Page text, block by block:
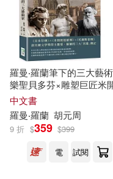
(英)奧布萊恩(4)
Eduwill語學硏究
Michael Mayor(4)
Random House
CONCORD(14)
シンコーミュー
中國友誼出版公司
羅曼‧羅蘭筆下的三大藝術
樂聖貝多芬×雕塑巨匠米
羅×世紀文豪托爾斯泰，傳
學創始人筆下的藝術巨人
中文書
羅曼‧羅蘭 胡元周
9 折 $359 $399
電
試閱